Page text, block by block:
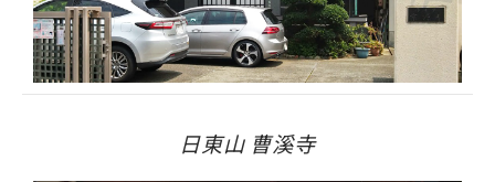
日東山 曹溪寺